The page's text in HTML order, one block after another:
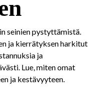
seinien pystyttämistä.
ja kierrätyksen harkitut
ja
Lue, miten omat
ja kestävyyteen.